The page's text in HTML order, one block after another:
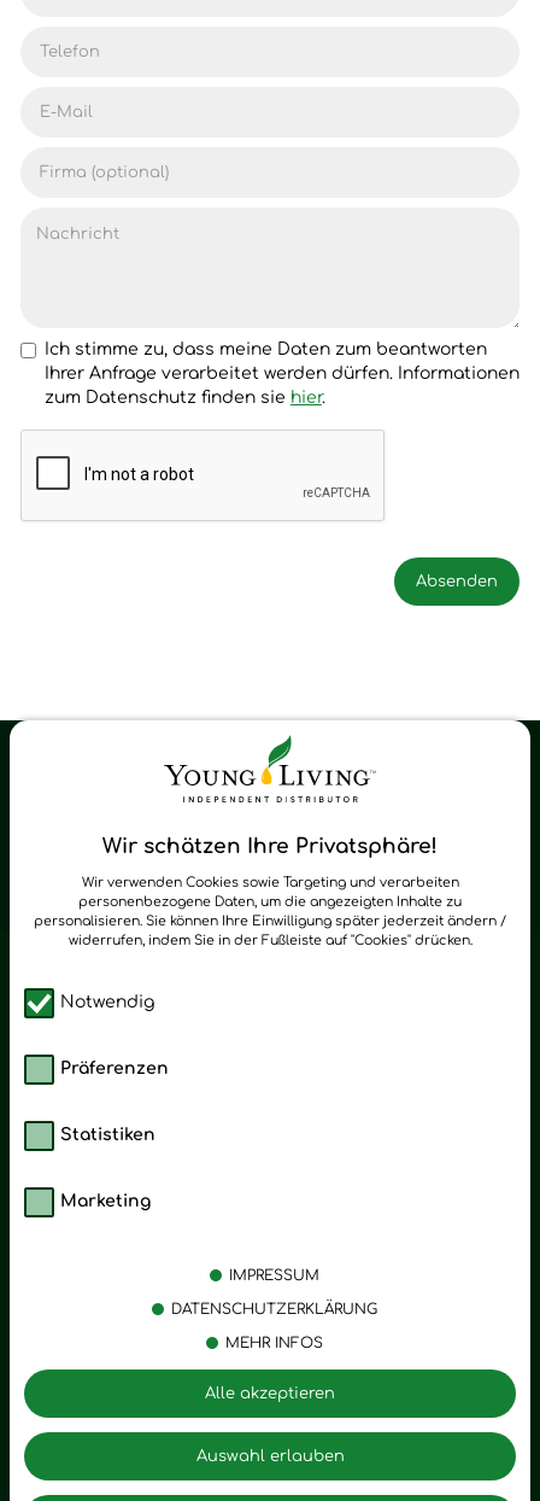
Ich stimme zu, dass meine Daten zum beantworten
Ihrer Anfrage verarbeitet werden dürfen. Informationen
zum Datenschutz finden sie hier.
Wir schätzen Ihre Privatsphäre!
Wir verwenden Cookies sowie Targeting und verarbeiten
personenbezogene Daten, um die angezeigten Inhalte zu
personalisieren. Sie können Ihre Einwilligung später jederzeit ändern /
widerrufen, indem Sie in der Fußleiste auf "Cookies" drücken.
Notwendig
Präferenzen
Statistiken
Marketing
IMPRESSUM
DATENSCHUTZERKLÄRUNG
MEHR INFOS
Auswahl erlauben
Alle akzeptieren
Young Living Shop-Oil Newsletter
zum Newsletter anmelden
Zuhause
Stress
Entspannung
Trauer
Romantik
Motivation